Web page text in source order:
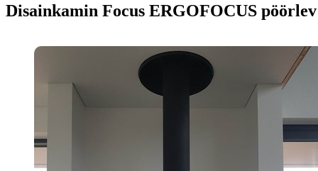
Disainkamin Focus ERGOFOCUS pöörlev